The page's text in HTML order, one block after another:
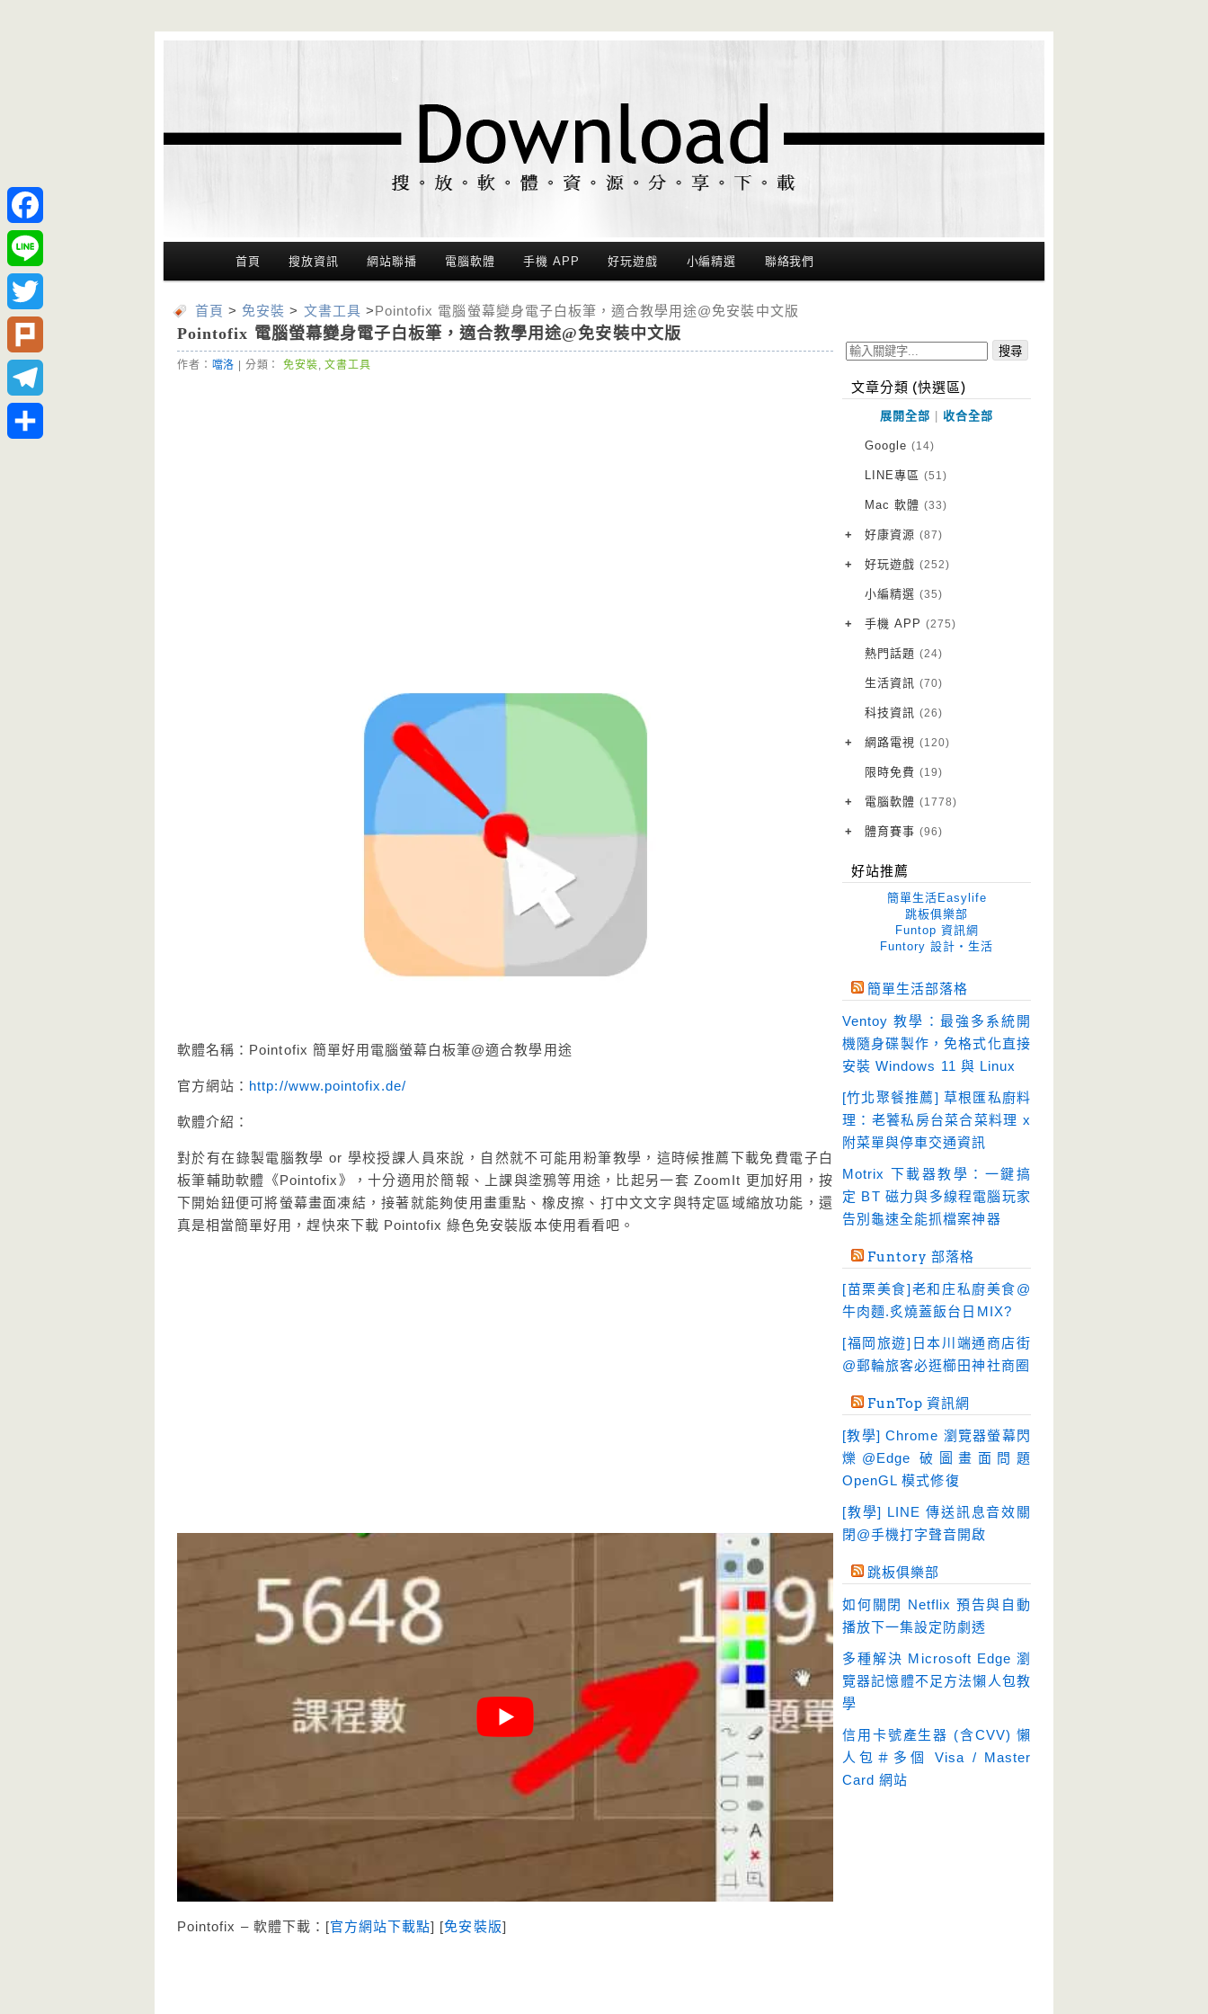
Main Menu
首頁 搜放資訊 網站聯播 電腦軟體 手機 APP 好玩遊戲 小編精選 聯絡我們
首頁 > 免安裝 > 文書工具 >Pointofix 電腦螢幕變身電子白板筆，適合教學用途@免安裝中文版
Pointofix 電腦螢幕變身電子白板筆，適合教學用途@免安裝中文版
作者： 噹洛 | 分類：免安裝,文書工具
軟體名稱：Pointofix 簡單好用電腦螢幕白板筆@適合教學用途
官方網站： http://www.pointofix.de/
軟體介紹：
對於有在錄製電腦教學 or 學校授課人員來說，自然就不可能用粉筆教學，這時候推薦下載免費電子白
板筆輔助軟體《Pointofix》，十分適用於簡報、上課與塗鴉等用途，比起另一套 ZoomIt 更加好用，按
下開始鈕便可將螢幕畫面凍結，接著就能夠使用畫重點、橡皮擦、打中文文字與特定區域縮放功能，還
真是相當簡單好用，趕快來下載 Pointofix 綠色免安裝版本使用看看吧。
Pointofix – 軟體下載：[官方網站下載點] [免安裝版]
文章分類 (快選區)
展開全部 收合全部
Google (14)
LINE專區 (51)
Mac 軟體 (33)
+ 好康資源 (87)
VPN 翻牆
免費資源
字體下載
網站推薦
+ 好玩遊戲 (252)
Android 遊戲
iOS 遊戲
網頁遊戲
電腦遊戲
小編精選 (35)
+ 手機 APP (275)
Android 軟體
iOS 軟體
Root 相關
越獄JB
熱門話題 (24)
生活資訊 (70)
科技資訊 (26)
+ 網路電視 (120)
電視影集
電視節目
限時免費 (19)
+ 電腦軟體 (1778)
作業系統
優化軟體 (38)
光碟工具 (33)
免安裝 (641)
即時通訊 (23)
壓縮軟體 (9)
安全防護 (55)
影音播放 (51)
影音轉檔 (81)
教育學習 (23)
文書工具 (91)
畫面擷取 (36)
看圖程式 (17)
硬碟工具 (64)
系統工具 (242)
(188)
翻譯軟體 (3)
輸入法 (4)
+ 體育賽事 (96)
好站推薦
簡單生活Easylife
跳板俱樂部
Funtop 資訊網
Funtory 設計‧生活
簡單生活部落格
Ventoy 教學：最強多系統開
機隨身碟製作，免格式化直接
安裝 Windows 11 與 Linux
[竹北聚餐推薦] 草根匯私廚料
理：老饕私房台菜合菜料理 x
附菜單與停車交通資訊
Motrix 下載器教學：一鍵搞
定 BT 磁力與多線程電腦玩家
告別龜速全能抓檔案神器
Funtory 部落格
[苗栗美食]老和庄私廚美食@
牛肉麵.炙燒蓋飯台日MIX?
[福岡旅遊]日本川端通商店街
@郵輪旅客必逛櫛田神社商圈
FunTop 資訊網
[教學] Chrome 瀏覽器螢幕閃
爍@Edge 破圖畫面問題
OpenGL 模式修復
[教學] LINE 傳送訊息音效關
閉@手機打字聲音開啟
跳板俱樂部
如何關閉 Netflix 預告與自動
播放下一集設定防劇透
多種解決 Microsoft Edge 瀏
覽器記憶體不足方法懶人包教
學
信用卡號產生器 (含CVV) 懶
人包＃多個 Visa / Master
Card 網站
Facebook
Line
Twitter
Plurk
Telegram